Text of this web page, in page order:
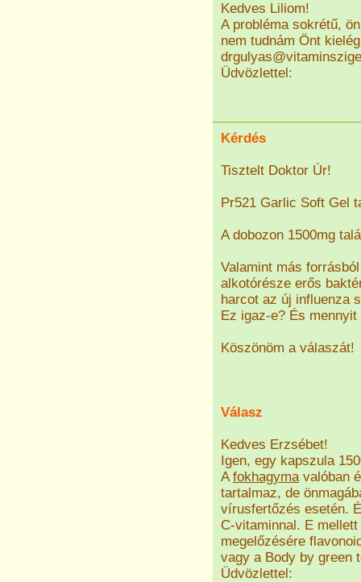
Kedves Liliom!
A probléma sokrétű,
nem tudnám Önt
Üdvözlettel:
Kérdés
Tisztelt Doktor Úr!
Pr521 Garlic Soft Gel
A dobozon 1500mg
Valamint más
alkotórésze erős
harcot az új influenza
Ez igaz-e? És
Köszönöm a válaszát!
Válasz
Kedves Erzsébet!
Igen, egy kapszula
Afokhagymavalóban
tartalmaz, de
vírusfertőzés esetén.
C-vitaminnal. E
megelőzésére
vagy a Body by green
Üdvözlettel: